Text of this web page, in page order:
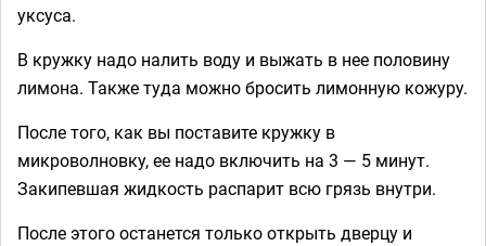
уксуса.
В кружку надо налить воду и выжать в нее половину
лимона. Также туда можно бросить лимонную кожуру.
После того, как вы поставите кружку в
микроволновку, ее надо включить на 3 — 5 минут.
Закипевшая жидкость распарит всю грязь внутри.
После этого останется только открыть дверцу и